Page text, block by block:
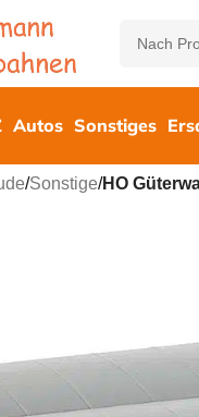
Autos Sonstiges
/Sonstige/HO